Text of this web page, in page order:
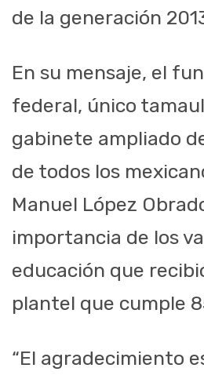
de la generación
En su mensaje, el
federal, único
gabinete ampliado
de todos los
Manuel López
importancia de los
educación que
plantel que cumple
“El agradecimiento